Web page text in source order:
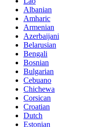
Albanian
Amharic
Armenian
Azerbaijani
Belarusian
Bengali
Bosnian
Bulgarian
Cebuano
Chichewa
Corsican
Croatian
Dutch
Estonian